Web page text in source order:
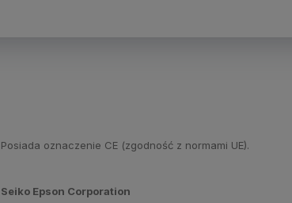
Posiada oznaczenie CE (zgodność z normami UE).
Seiko Epson Corporation